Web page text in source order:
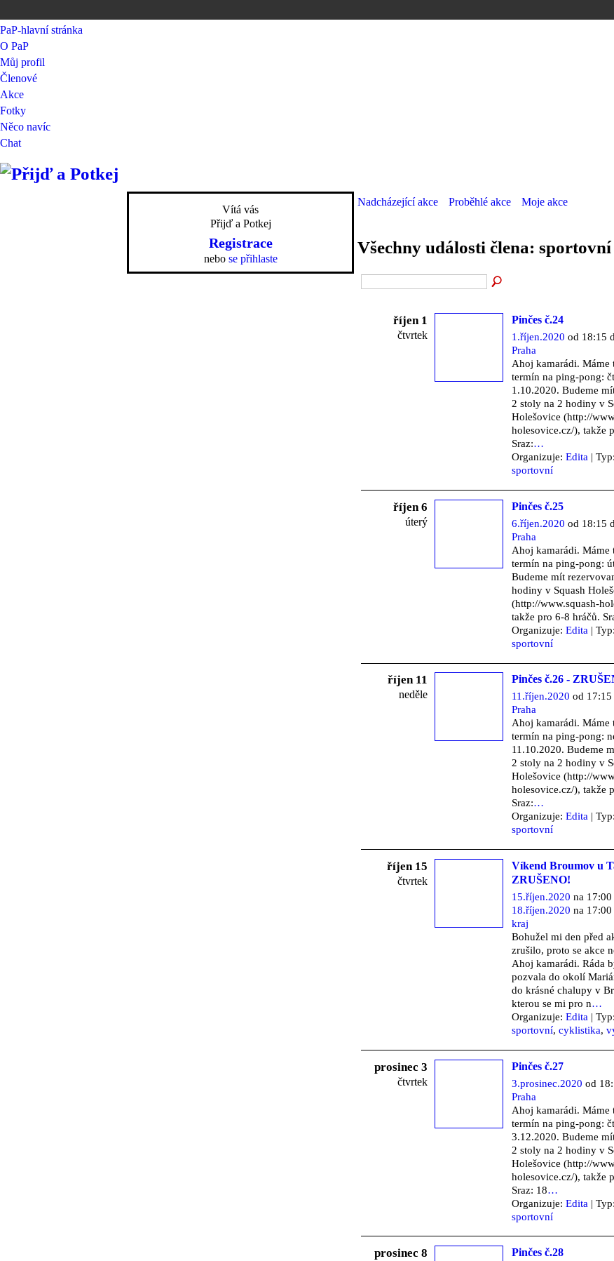
PaP-hlavní stránka
O PaP
Můj profil
Členové
Akce
Fotky
Něco navíc
Chat
Vítá vás
Přijď a Potkej
Registrace
nebo se přihlaste
Nadcházející akce Proběhlé akce Moje akce
Všechny události člena: sportovní
říjen 1
čtvrtek
Pinčes č.24
1.říjen.2020 od 18:15
Praha
Ahoj kamarádi. Máme
termín na ping-pong:
1.10.2020. Budeme
2 stoly na 2 hodiny v
Holešovice (http://
holesovice.cz/), takže
Sraz:…
Organizuje: Edita | Typ:
sportovní
říjen 6
úterý
Pinčes č.25
6.říjen.2020 od 18:15
Praha
Ahoj kamarádi. Máme
termín na ping-pong:
Budeme mít
hodiny v Squash
(http://www.squash-
takže pro 6-8 hráčů.
Organizuje: Edita | Typ:
sportovní
říjen 11
neděle
Pinčes č.26 -
11.říjen.2020 od
Praha
Ahoj kamarádi. Máme
termín na ping-pong:
11.10.2020. Budeme
2 stoly na 2 hodiny v
Holešovice (http://
holesovice.cz/), takže
Sraz:…
Organizuje: Edita | Typ:
sportovní
říjen 15
čtvrtek
Víkend Broumov u
ZRUŠENO!
15.říjen.2020 na 17:00
18.říjen.2020 na 17:00
kraj
Bohužel mi den před
zrušilo, proto se akce
Ahoj kamarádi. Ráda
pozvala do okolí
do krásné chalupy v
kterou se mi pro n…
Organizuje: Edita | Typ:
sportovní, cyklistika,
prosinec 3
čtvrtek
Pinčes č.27
3.prosinec.2020 od
Praha
Ahoj kamarádi. Máme
termín na ping-pong:
3.12.2020. Budeme
2 stoly na 2 hodiny v
Holešovice (http://
holesovice.cz/), takže
Sraz: 18…
Organizuje: Edita | Typ:
sportovní
prosinec 8 Pinčes č.28